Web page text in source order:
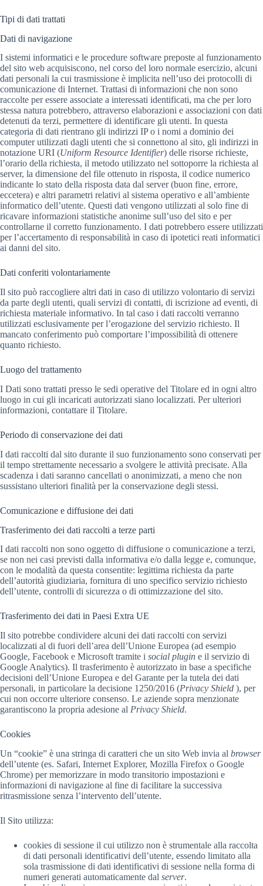
Tipi di dati trattati
Dati di navigazione
I sistemi informatici e le procedure software preposte al funzionamento
del sito web acquisiscono, nel corso del loro normale esercizio, alcuni
dati personali la cui trasmissione è implicita nell’uso dei protocolli di
comunicazione di Internet. Trattasi di informazioni che non sono
raccolte per essere associate a interessati identificati, ma che per loro
stessa natura potrebbero, attraverso elaborazioni e associazioni con dati
detenuti da terzi, permettere di identificare gli utenti. In questa
categoria di dati rientrano gli indirizzi IP o i nomi a dominio dei
computer utilizzati dagli utenti che si connettono al sito, gli indirizzi in
notazione URI (Uniform Resource Identifier) delle risorse richieste,
l’orario della richiesta, il metodo utilizzato nel sottoporre la richiesta al
server, la dimensione del file ottenuto in risposta, il codice numerico
indicante lo stato della risposta data dal server (buon fine, errore,
eccetera) e altri parametri relativi al sistema operativo e all’ambiente
informatico dell’utente. Questi dati vengono utilizzati al solo fine di
ricavare informazioni statistiche anonime sull’uso del sito e per
controllarne il corretto funzionamento. I dati potrebbero essere utilizzati
per l’accertamento di responsabilità in caso di ipotetici reati informatici
ai danni del sito.
Dati conferiti volontariamente
Il sito può raccogliere altri dati in caso di utilizzo volontario di servizi
da parte degli utenti, quali servizi di contatti, di iscrizione ad eventi, di
richiesta materiale informativo. In tal caso i dati raccolti verranno
utilizzati esclusivamente per l’erogazione del servizio richiesto. Il
mancato conferimento può comportare l’impossibilità di ottenere
quanto richiesto.
Luogo del trattamento
I Dati sono trattati presso le sedi operative del Titolare ed in ogni altro
luogo in cui gli incaricati autorizzati siano localizzati. Per ulteriori
informazioni, contattare il Titolare.
Periodo di conservazione dei dati
I dati raccolti dal sito durante il suo funzionamento sono conservati per
il tempo strettamente necessario a svolgere le attività precisate. Alla
scadenza i dati saranno cancellati o anonimizzati, a meno che non
sussistano ulteriori finalità per la conservazione degli stessi.
Comunicazione e diffusione dei dati
Trasferimento dei dati raccolti a terze parti
I dati raccolti non sono oggetto di diffusione o comunicazione a terzi,
se non nei casi previsti dalla informativa e/o dalla legge e, comunque,
con le modalità da questa consentite: legittima richiesta da parte
dell’autorità giudiziaria, fornitura di uno specifico servizio richiesto
dell’utente, controlli di sicurezza o di ottimizzazione del sito.
Trasferimento dei dati in Paesi Extra UE
Il sito potrebbe condividere alcuni dei dati raccolti con servizi
localizzati al di fuori dell’area dell’Unione Europea (ad esempio
Google, Facebook e Microsoft tramite i social plugin e il servizio di
Google Analytics). Il trasferimento è autorizzato in base a specifiche
decisioni dell’Unione Europea e del Garante per la tutela dei dati
personali, in particolare la decisione 1250/2016 (Privacy Shield ), per
cui non occorre ulteriore consenso. Le aziende sopra menzionate
garantiscono la propria adesione al Privacy Shield.
Cookies
Un “cookie” è una stringa di caratteri che un sito Web invia al browser
dell’utente (es. Safari, Internet Explorer, Mozilla Firefox o Google
Chrome) per memorizzare in modo transitorio impostazioni e
informazioni di navigazione al fine di facilitare la successiva
ritrasmissione senza l’intervento dell’utente.
Il Sito utilizza:
cookies di sessione il cui utilizzo non è strumentale alla raccolta
di dati personali identificativi dell’utente, essendo limitato alla
sola trasmissione di dati identificativi di sessione nella forma di
numeri generati automaticamente dal server.